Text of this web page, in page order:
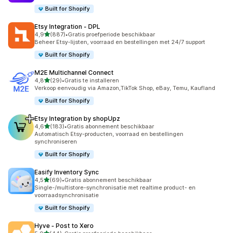
Built for Shopify
Etsy Integration ‑ DPL
4,9van 5 sterren
(887)
887 recensies in totaal
•Gratis proefperiode beschikbaar
Beheer Etsy-lijsten, voorraad en bestellingen met 24/7 support
Built for Shopify
M2E Multichannel Connect
4,8van 5 sterren
(29)
29 recensies in totaal
•Gratis te installeren
Verkoop eenvoudig via Amazon,TikTok Shop, eBay, Temu, Kaufland
Built for Shopify
Etsy Integration by shopUpz
4,6van 5 sterren
(183)
183 recensies in totaal
•Gratis abonnement beschikbaar
Automatisch Etsy-producten, voorraad en bestellingen
synchroniseren
Built for Shopify
Easify Inventory Sync
4,5van 5 sterren
(69)
69 recensies in totaal
•Gratis abonnement beschikbaar
Single-/multistore-synchronisatie met realtime product- en
voorraadsynchronisatie
Built for Shopify
Hyve ‑ Post to Xero